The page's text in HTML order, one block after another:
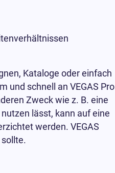
Kataloge oder einfach
und schnell an VEGAS Pro
Zweck wie z. B. eine
lässt, kann auf eine
werden. VEGAS